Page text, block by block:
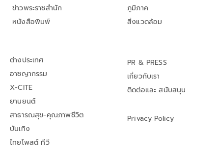
ข่าวพระราชสำนัก
หนังสือพิมพ์
ภูมิภาค
สิ่งแวดล้อม
ต่างประเทศ
อาชญากรรม
X-CITE
ยานยนต์
สาธารณสุข-คุณภาพชีวิต
บันเทิง
ไทยโพสต์ ทีวี
PR & PRESS
เกี่ยวกับเรา
ติดต่อและ สนับสนุน
Privacy Policy